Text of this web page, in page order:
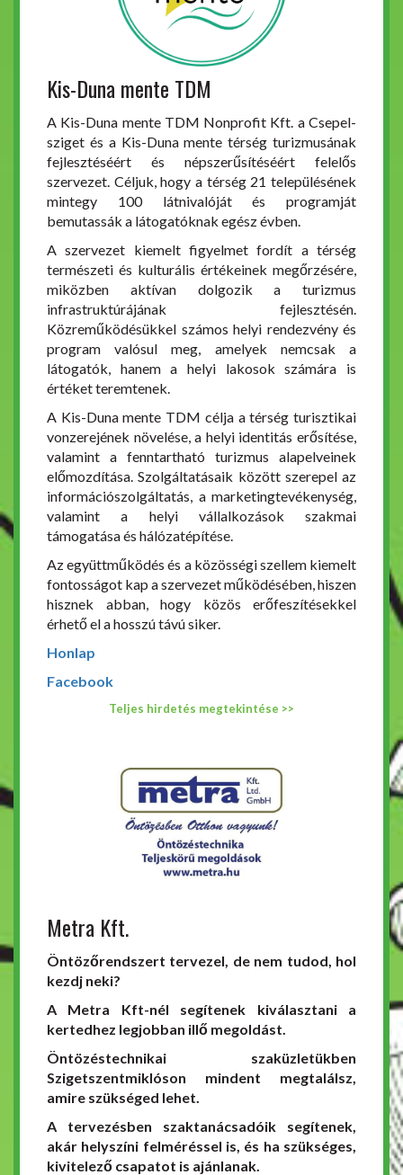
Kis-Duna mente TDM
A Kis-Duna mente TDM Nonprofit Kft. a Csepel-
sziget és a Kis-Duna mente térség turizmusának
fejlesztéséért és népszerűsítéséért felelős
szervezet. Céljuk, hogy a térség 21 településének
mintegy 100 látnivalóját és programját
bemutassák a látogatóknak egész évben.
A szervezet kiemelt figyelmet fordít a térség
természeti és kulturális értékeinek megőrzésére,
miközben aktívan dolgozik a turizmus
infrastruktúrájának fejlesztésén.
Közreműködésükkel számos helyi rendezvény és
program valósul meg, amelyek nemcsak a
látogatók, hanem a helyi lakosok számára is
értéket teremtenek.
A Kis-Duna mente TDM célja a térség turisztikai
vonzerejének növelése, a helyi identitás erősítése,
valamint a fenntartható turizmus alapelveinek
előmozdítása. Szolgáltatásaik között szerepel az
információszolgáltatás, a marketingtevékenység,
valamint a helyi vállalkozások szakmai
támogatása és hálózatépítése.
Az együttműködés és a közösségi szellem kiemelt
fontosságot kap a szervezet működésében, hiszen
hisznek abban, hogy közös erőfeszítésekkel
érhető el a hosszú távú siker.
Honlap
Facebook
Teljes hirdetés megtekintése >>
Metra Kft.
Öntözőrendszert tervezel, de nem tudod, hol
kezdj neki?
A Metra Kft-nél segítenek kiválasztani a
kertedhez legjobban illő megoldást.
Öntözéstechnikai szaküzletükben
Szigetszentmiklóson mindent megtalálsz,
amire szükséged lehet.
A tervezésben szaktanácsadóik segítenek,
akár helyszíni felméréssel is, és ha szükséges,
kivitelező csapatot is ajánlanak.